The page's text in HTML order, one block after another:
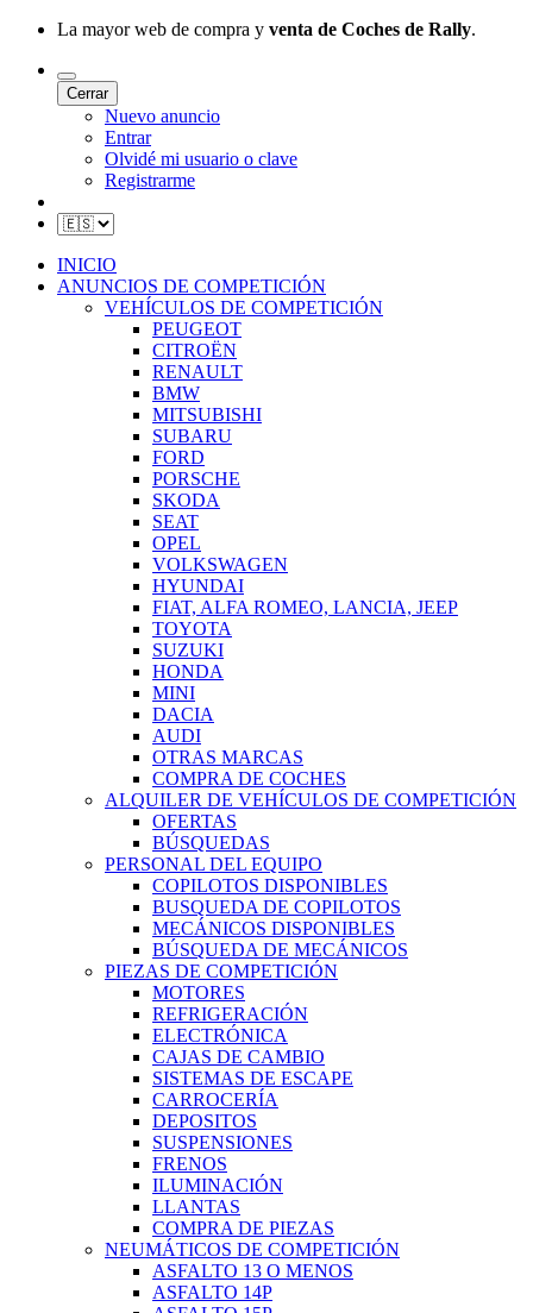
La mayor web de compra y venta de Coches de Rally.
Cerrar
Nuevo anuncio
Entrar
Olvidé mi usuario o clave
Registrarme
INICIO
ANUNCIOS DE COMPETICIÓN
VEHÍCULOS DE COMPETICIÓN
PEUGEOT
CITROËN
RENAULT
BMW
MITSUBISHI
SUBARU
FORD
PORSCHE
SKODA
SEAT
OPEL
VOLKSWAGEN
HYUNDAI
FIAT, ALFA ROMEO, LANCIA, JEEP
TOYOTA
SUZUKI
HONDA
MINI
DACIA
AUDI
OTRAS MARCAS
COMPRA DE COCHES
ALQUILER DE VEHÍCULOS DE COMPETICIÓN
OFERTAS
BÚSQUEDAS
PERSONAL DEL EQUIPO
COPILOTOS DISPONIBLES
BUSQUEDA DE COPILOTOS
MECÁNICOS DISPONIBLES
BÚSQUEDA DE MECÁNICOS
PIEZAS DE COMPETICIÓN
MOTORES
REFRIGERACIÓN
ELECTRÓNICA
CAJAS DE CAMBIO
SISTEMAS DE ESCAPE
CARROCERÍA
DEPOSITOS
SUSPENSIONES
FRENOS
ILUMINACIÓN
LLANTAS
COMPRA DE PIEZAS
NEUMÁTICOS DE COMPETICIÓN
ASFALTO 13 O MENOS
ASFALTO 14P